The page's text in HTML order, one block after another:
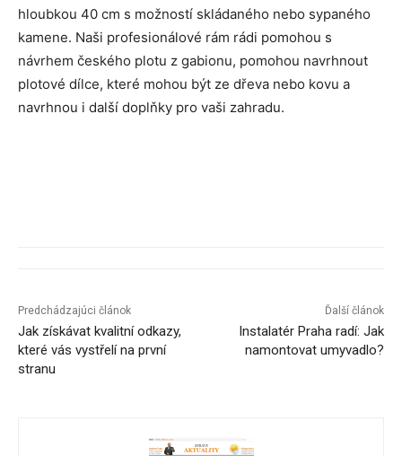
hloubkou 40 cm s možností skládaného nebo sypaného
kamene. Naši profesionálové rám rádi pomohou s
návrhem českého plotu z gabionu, pomohou navrhnout
plotové dílce, které mohou být ze dřeva nebo kovu a
navrhnou i další doplňky pro vaši zahradu.
Predchádzajúci článok
Jak získávat kvalitní odkazy,
které vás vystřelí na první
stranu
Ďalší článok
Instalatér Praha radí: Jak
namontovat umyvadlo?